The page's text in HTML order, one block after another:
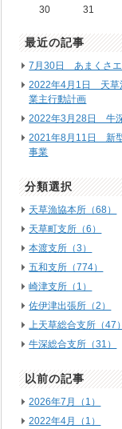
30
31
最近の記事
7月30日 あまくさエ
2022年4月1日 天草
業主行動計画
2022年3月28日 牛
2021年8月11日 新
事業
分類選択
天草漁協本所（68）
天草町支所（6）
本渡支所（3）
五和支所（774）
崎津支所（1）
佐伊津出張所（2）
上天草総合支所（47）
牛深総合支所（31）
以前の記事
2026年7月（1）
2022年4月（1）